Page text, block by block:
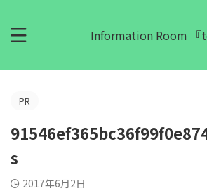
Information Room 『
PR
s
2017年6月2日